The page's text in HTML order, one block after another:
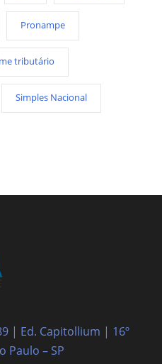
Pronampe
tributário
Simples Nacional
| Ed. Capitollium | 16º
Paulo – SP